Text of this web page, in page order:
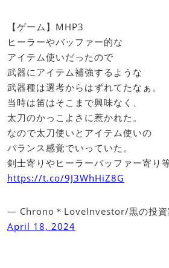
【ゲーム】MHP3
ヒーラーやバッファー的な
アイテム使いだったので
武器にアイテム補強するような
武器種は選考からはずれてたなぁ。
当時は笛はそこまで興味なく、
太刀のかっこよさに惹かれた。
なので太刀使いとアイテム使いの
バランス感覚でいっていた。
剣士寄りやヒーラーバッファー寄り
https://t.co/9J3WhHiZ8G
— Chrono＊LoveInvestor/黒の投資
April 18, 2024